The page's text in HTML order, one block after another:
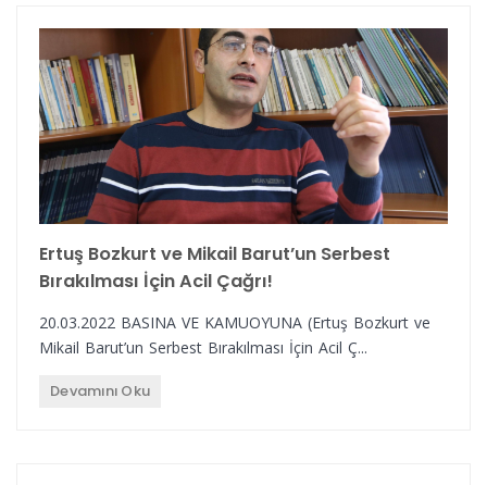
Ertuş Bozkurt ve Mikail Barut’un Serbest
Bırakılması İçin Acil Çağrı!
20.03.2022 BASINA VE KAMUOYUNA (Ertuş Bozkurt ve
Mikail Barut’un Serbest Bırakılması İçin Acil Ç...
Devamını Oku